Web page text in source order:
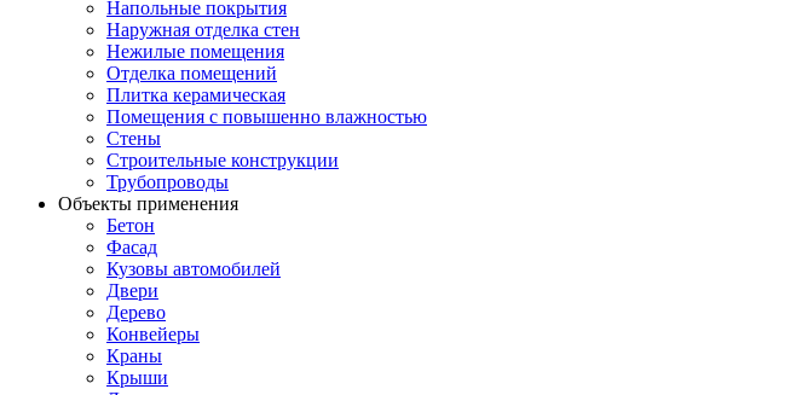
Напольные покрытия
Наружная отделка стен
Нежилые помещения
Отделка помещений
Плитка керамическая
Помещения с повышенно влажностью
Стены
Строительные конструкции
Трубопроводы
Объекты применения
Бетон
Фасад
Кузовы автомобилей
Двери
Дерево
Конвейеры
Краны
Крыши